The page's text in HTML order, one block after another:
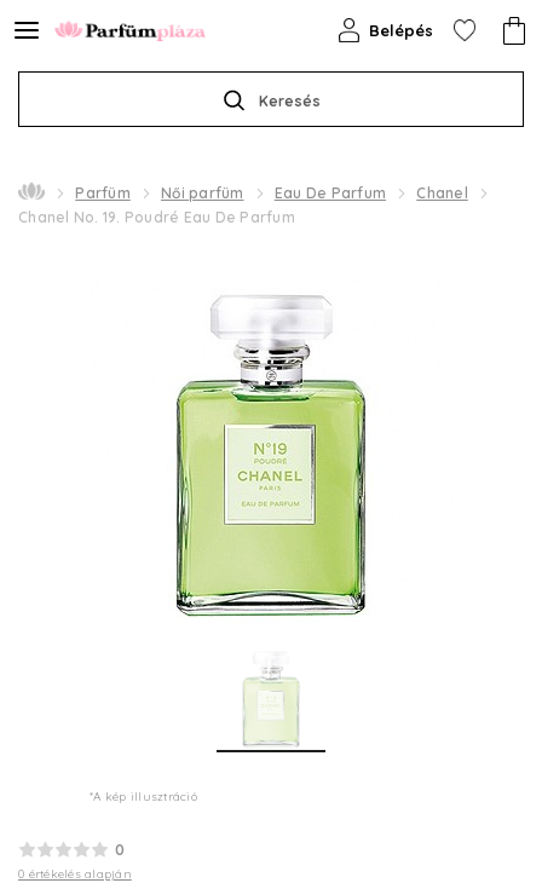
Keresés
Belépés
Parfüm Női parfüm Eau De Parfum
Chanel
Chanel No. 19. Poudré Eau De Parfum
*A kép illusztráció
0
0 értékelés alapján